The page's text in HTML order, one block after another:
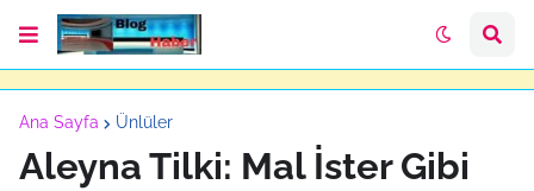
Ana Sayfa Ünlüler
Aleyna Tilki: Mal İster Gibi